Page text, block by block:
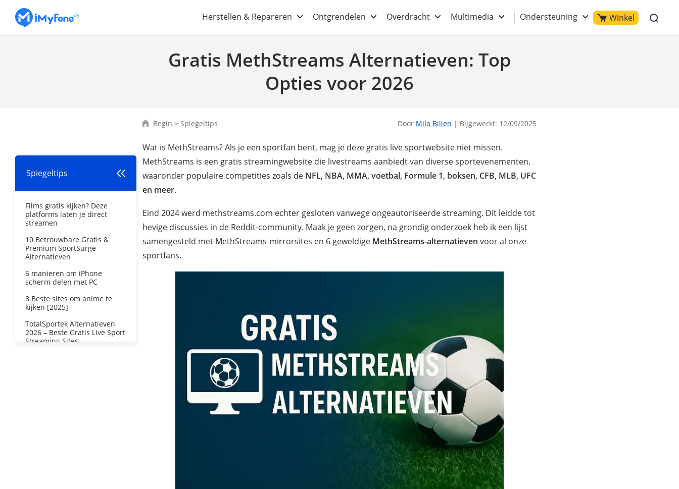
Herstellen & Repareren Ontgrendelen Overdracht Multimedia Ondersteuning Winkel
Gratis MethStreams Alternatieven: Top
Opties voor 2026
Begin > Spiegeltips Door Mila Bilien | Bijgewerkt: 12/09/2025
Spiegeltips
Films gratis kijken? Deze
platforms laten je direct
streamen
10 Betrouwbare Gratis &
Premium SportSurge
Alternatieven
6 manieren om iPhone
scherm delen met PC
8 Beste sites om anime te
kijken [2025]
TotalSportek Alternatieven
2026 – Beste Gratis Live Sport
Streaming Sites
Wat is MethStreams? Als je een sportfan bent, mag je deze gratis live sportwebsite niet missen.
MethStreams is een gratis streamingwebsite die livestreams aanbiedt van diverse sportevenementen,
waaronder populaire competities zoals de NFL, NBA, MMA, voetbal, Formule 1, boksen, CFB, MLB, UFC
en meer.
Eind 2024 werd methstreams.com echter gesloten vanwege ongeautoriseerde streaming. Dit leidde tot
hevige discussies in de Reddit-community. Maak je geen zorgen, na grondig onderzoek heb ik een lijst
samengesteld met MethStreams-mirrorsites en 6 geweldige MethStreams-alternatieven voor al onze
sportfans.